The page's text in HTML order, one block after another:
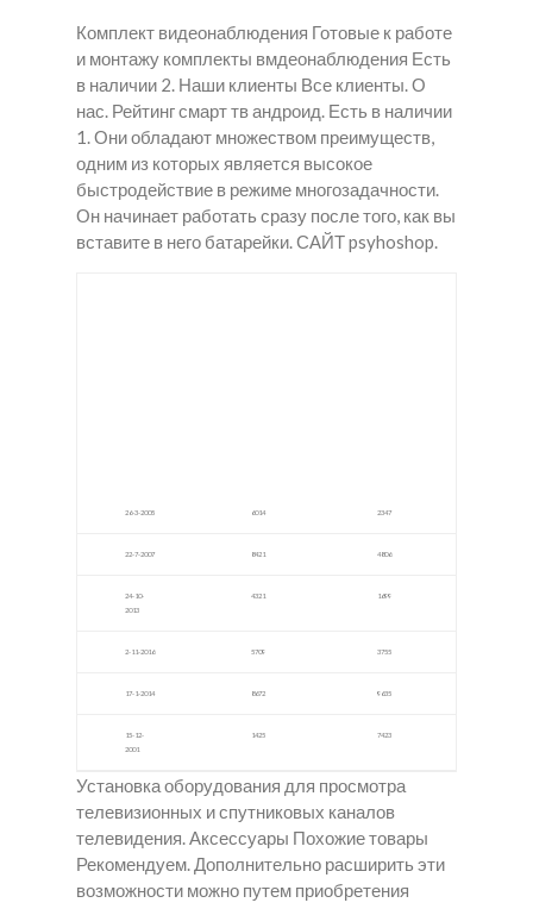
Комплект видеонаблюдения Готовые к работе
и монтажу комплекты вмдеонаблюдения Есть
в наличии 2. Наши клиенты Все клиенты. О
нас. Рейтинг смарт тв андроид. Есть в наличии
1. Они обладают множеством преимуществ,
одним из которых является высокое
быстродействие в режиме многозадачности.
Он начинает работать сразу после того, как вы
вставите в него батарейки. САЙТ psyhoshop.
26-3-2005 6014 2347
22-7-2007 8421 4806
24-10-
2013
4321 1699
2-11-2016 5709 3755
17-1-2014 8672 9635
15-12-
2001
1425 7423
Установка оборудования для просмотра
телевизионных и спутниковых каналов
телевидения. Аксессуары Похожие товары
Рекомендуем. Дополнительно расширить эти
возможности можно путем приобретения